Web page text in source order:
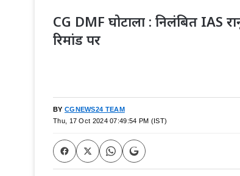
CG DMF घोटाला : निलंबित IAS
रिमांड पर
BY CGNEWS24 TEAM
Thu, 17 Oct 2024 07:49:54 PM (IST)